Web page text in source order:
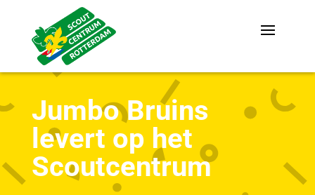
Jumbo Bruins
levert op het
Scoutcentrum